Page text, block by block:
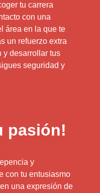
tu carrera
con una
área en la que te
un refuerzo extra
y desarrollar tus
seguridad y
pasión!
y
con tu entusiasmo
una expresión de